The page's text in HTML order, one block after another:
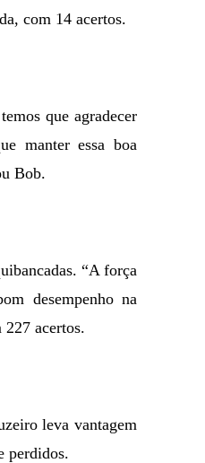
com 14 acertos.
que agradecer
manter essa boa
Bob.
“A força
desempenho na
acertos.
leva vantagem
perdidos.